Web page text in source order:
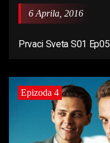
6 Aprila, 2016
Prvaci Sveta S01 Ep05
Epizoda 4